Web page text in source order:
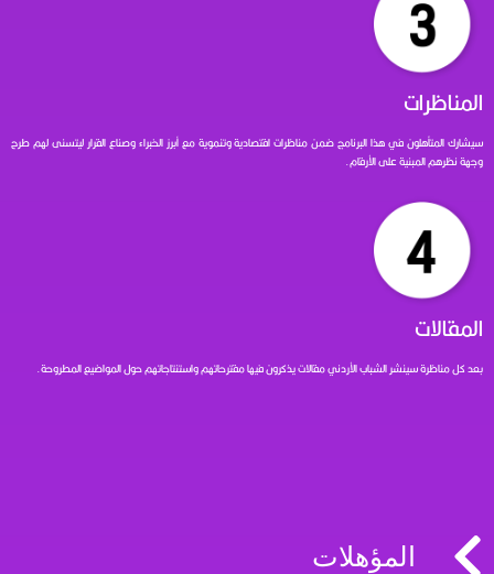
المناظرات
سيشارك المتأهلون في هذا البرنامج ضمن مناظرات اقتصادية وتنموية مع أبرز الخبراء وصناع القرار ليتسنى لهم طرح
وجهة نظرهم المبنية على الأرقام.
المقالات
بعد كل مناظرة سينشر الشباب الأردني مقالات يذكرون فيها مقترحاتهم واستنتاجاتهم حول المواضيع المطروحة.
المؤهلات